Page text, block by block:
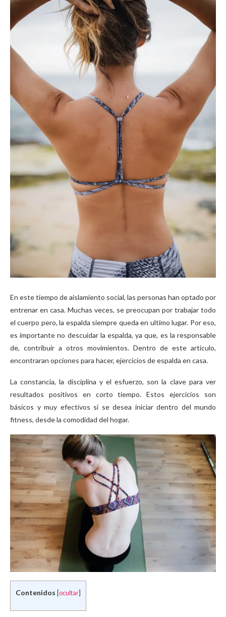
En este tiempo de aislamiento social, las personas han optado por
entrenar en casa. Muchas veces, se preocupan por trabajar todo
el cuerpo pero, la espalda siempre queda en ultimo lugar. Por eso,
es importante no descuidar la espalda, ya que, es la responsable
de, contribuir a otros movimientos. Dentro de este articulo,
encontraran opciones para hacer, ejercicios de espalda en casa.
La constancia, la disciplina y el esfuerzo, son la clave para ver
resultados positivos en corto tiempo. Estos ejercicios son
básicos y muy efectivos si se desea iniciar dentro del mundo
fitness, desde la comodidad del hogar.
Contenidos ocultar